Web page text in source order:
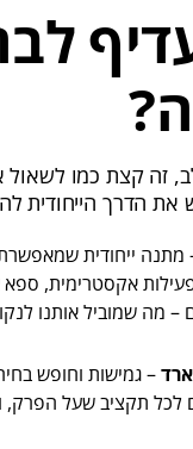
זה קצת כמו לשאול
את הדרך הייחודית
מתנה ייחודית שמאפשרת
אקסטרימית, ספא
– מה שמוביל אותנו
– גמישות וחופש
לכל תקציב שעל הפרק,